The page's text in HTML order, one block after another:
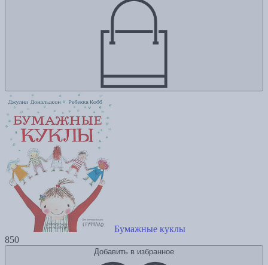
Бумажные куклы
850
Добавить в избранное